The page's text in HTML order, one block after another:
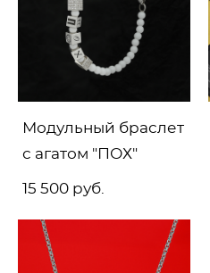
Модульный браслет
с агатом "ПОХ"
15 500 pуб.